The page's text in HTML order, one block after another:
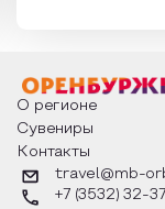
о том, как
разных уголках
обряды
благополучие, в
различаются
Дед Мороз и
его называют в
страны и как
О регионе
Сувениры
Контакты
travel@mb-
+7 (3532) 32-